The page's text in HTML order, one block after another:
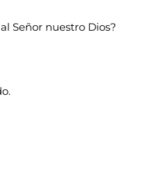
Señor nuestro Dios?